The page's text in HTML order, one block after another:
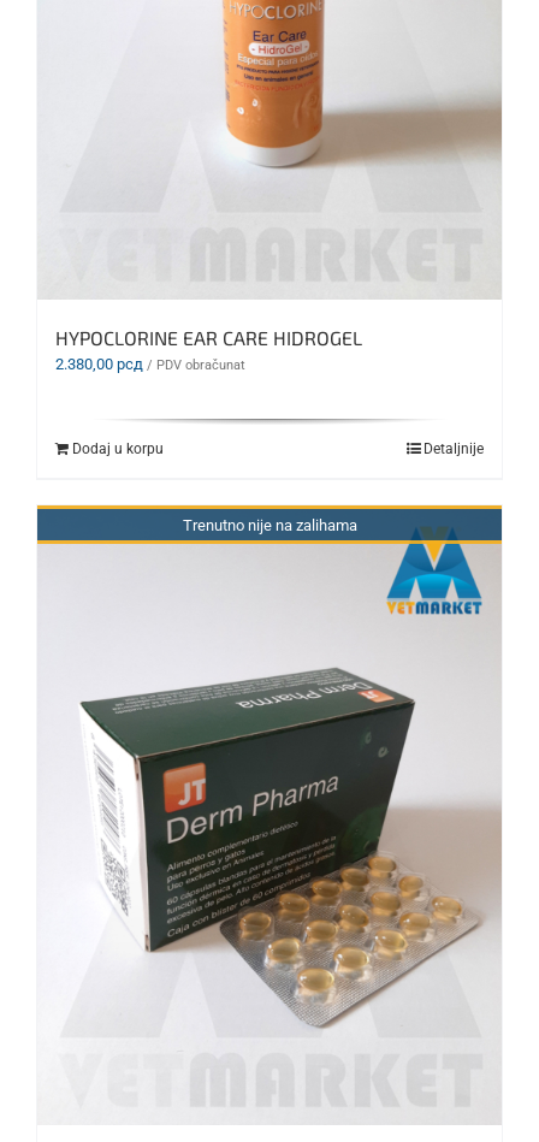
HYPOCLORINE EAR CARE HIDROGEL
2.380,00 рсд / PDV obračunat
Dodaj u korpu Detaljnije
Trenutno nije na zalihama